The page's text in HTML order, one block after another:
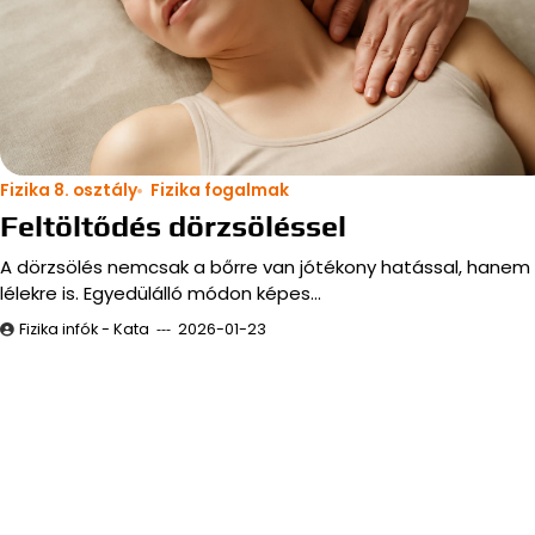
Fizika 8. osztály Fizika fogalmak
Feltöltődés dörzsöléssel
A dörzsölés nemcsak a bőrre van jótékony hatással, hanem
lélekre is. Egyedülálló módon képes…
Fizika infók - Kata 2026-01-23